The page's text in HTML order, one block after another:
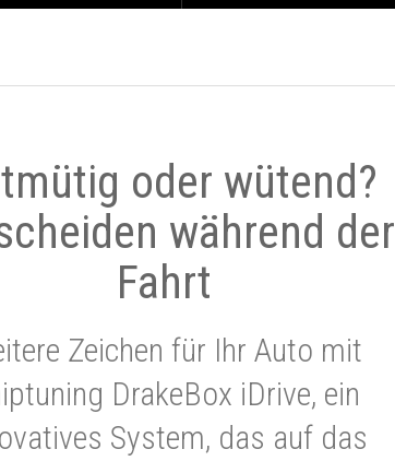
oder wütend?
während der
Fahrt
Zeichen für Ihr Auto mit
DrakeBox iDrive, ein
System, das auf das